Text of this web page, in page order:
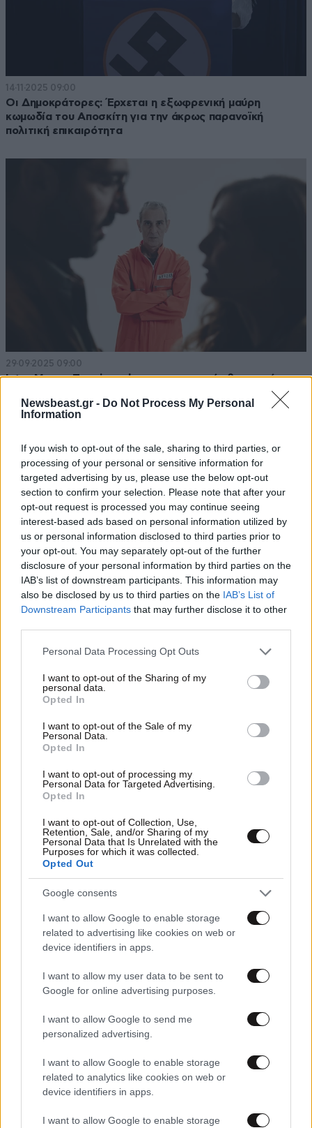
Newsbeast.gr - Do Not Process My Personal
Information
If you wish to opt-out of the sale, sharing to third parties, or
processing of your personal or sensitive information for
targeted advertising by us, please use the below opt-out
section to confirm your selection. Please note that after your
opt-out request is processed you may continue seeing
interest-based ads based on personal information utilized by
us or personal information disclosed to third parties prior to
your opt-out. You may separately opt-out of the further
disclosure of your personal information by third parties on the
IAB’s list of downstream participants. This information may
also be disclosed by us to third parties on the IAB’s List of
Downstream Participants that may further disclose it to other
Please note that this website/app uses one or more Google
not limited to your visit or usage behaviour. You may click to
grant or deny consent to Google and its third-party tags to
use your data for below specified purposes in below Google
consent section.
Personal Data Processing Opt Outs
I want to opt-out of the Sharing of my
personal data.
Opted In
I want to opt-out of the Sale of my
Personal Data.
Opted In
I want to opt-out of processing my
Personal Data for Targeted Advertising.
Opted In
I want to opt-out of Collection, Use,
Retention, Sale, and/or Sharing of my
Personal Data that Is Unrelated with the
Purposes for which it was collected.
Opted Out
Google consents
I want to allow Google to enable storage
related to advertising like cookies on web or
device identifiers in apps.
I want to allow my user data to be sent to
Google for online advertising purposes.
I want to allow Google to send me
personalized advertising.
I want to allow Google to enable storage
related to analytics like cookies on web or
device identifiers in apps.
I want to allow Google to enable storage
14·11·2025 09:00
Οι Δημοκράτορες: Έρχεται η εξωφρενική μαύρη
κωμωδία του Αποσκίτη για την άκρως παρανοϊκή
πολιτική επικαιρότητα
29·09·2025 09:00
Intra Muros: Το prison drama της φετινής θεατρικής
αφηγηθεί μια ιστορία γεμάτη ένταση, μυστήριο και
27·02·2025 11:06
Τα τραγούδια της Σωτηρίας: Επιστρέφει η μουσική
παράσταση για την «αρχόντισσα του ρεμπέτικου»